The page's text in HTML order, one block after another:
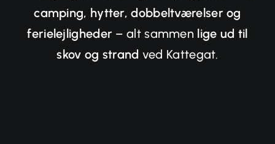
camping, hytter, dobbeltværelser og
ferielejligheder – alt sammen lige ud til
skov og strand ved Kattegat.